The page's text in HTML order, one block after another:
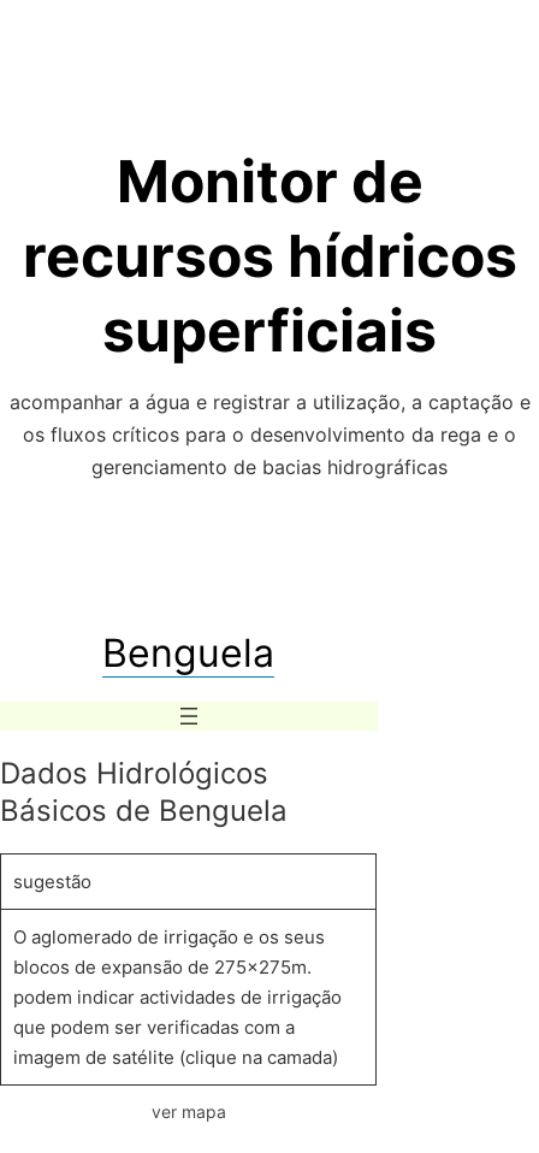
Monitor de
recursos hídricos
superficiais
acompanhar a água e registrar a utilização, a captação e
os fluxos críticos para o desenvolvimento da rega e o
gerenciamento de bacias hidrográficas
Benguela
Dados Hidrológicos
Básicos de Benguela
sugestão
O aglomerado de irrigação e os seus
blocos de expansão de 275x275m.
podem indicar actividades de irrigação
que podem ser verificadas com a
imagem de satélite (clique na camada)
ver mapa